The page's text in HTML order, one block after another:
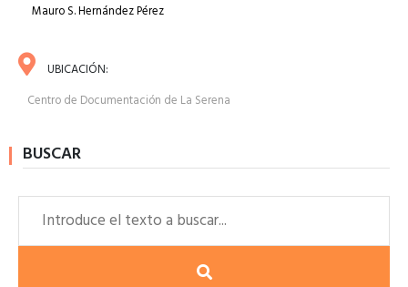
Mauro S. Hernández Pérez
UBICACIÓN:
Centro de Documentación de La Serena
BUSCAR